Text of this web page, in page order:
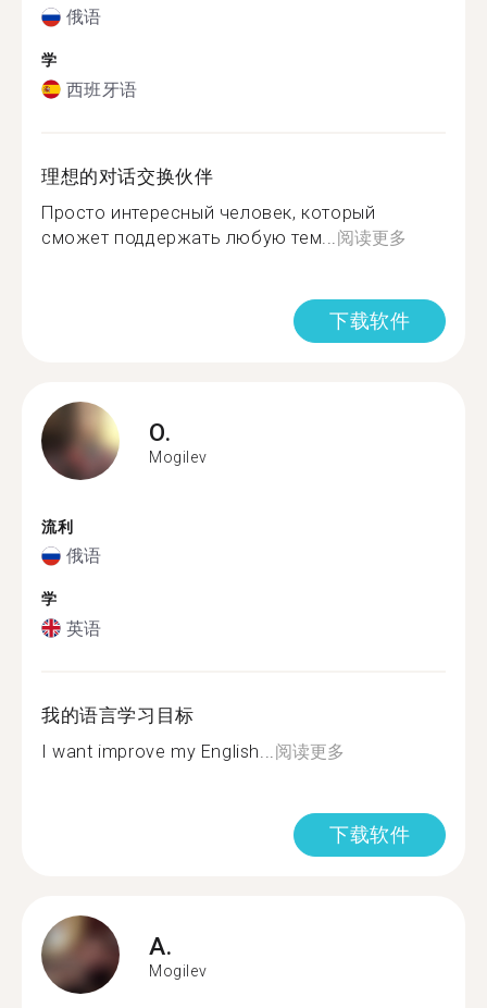
俄语
学
西班牙语
理想的对话交换伙伴
Просто интересный человек, который
сможет поддержать любую тем... 阅读更多
下载软件
O.
Mogilev
流利
俄语
学
英语
我的语言学习目标
I want improve my English... 阅读更多
下载软件
A.
Mogilev